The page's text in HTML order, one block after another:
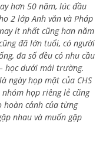
hơn 50 năm, lúc đầu
2 lớp Anh văn và Pháp
ít nhất cũng hơn năm
đã lớn tuổi, có người
đa số đều có nhu cầu
học dưới mái trường.
ngày họp mặt của CHS
họp riêng lẻ cũng
hoàn cảnh của từng
nhau và muốn gặp